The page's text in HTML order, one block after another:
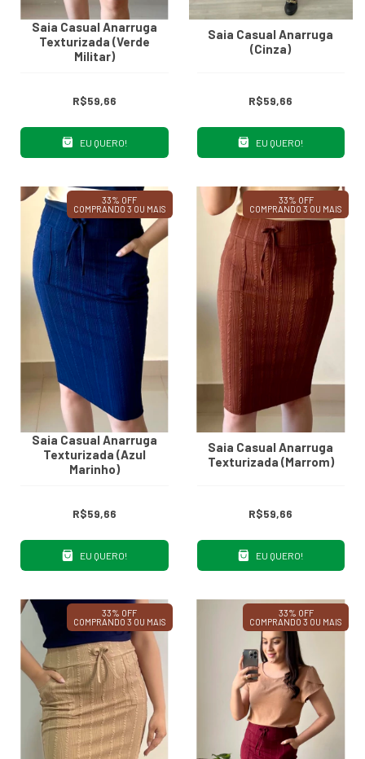
Saia Casual Anarruga
Texturizada (Verde
Militar)
R$59,66
EU QUERO!
Saia Casual Anarruga
(Cinza)
R$59,66
EU QUERO!
33% OFF
COMPRANDO 3 OU MAIS
Saia Casual Anarruga
Texturizada (Azul
Marinho)
R$59,66
EU QUERO!
33% OFF
COMPRANDO 3 OU MAIS
Saia Casual Anarruga
Texturizada (Marrom)
R$59,66
EU QUERO!
33% OFF
COMPRANDO 3 OU MAIS
33% OFF
COMPRANDO 3 OU MAIS